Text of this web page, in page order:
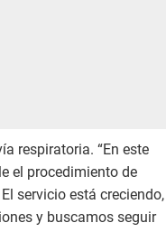
respiratoria. “En este
el procedimiento de
servicio está creciendo,
y buscamos seguir